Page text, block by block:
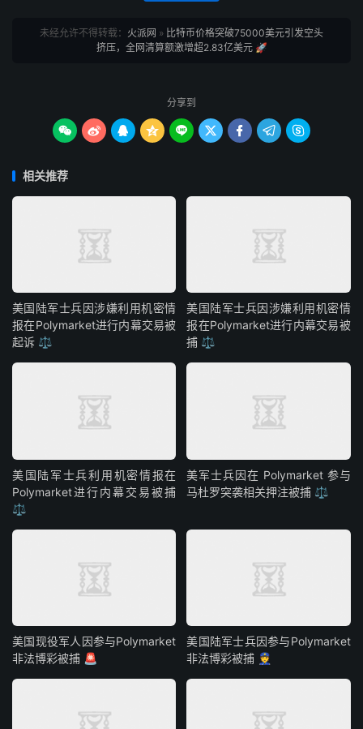
未经允许不得转载： 火派网 » 比特币价格突破75000美元引发空头
挤压，全网清算额激增超2.83亿美元 🚀
分享到
        
相关推荐
美国陆军士兵因涉嫌利用机密情
报在Polymarket进行内幕交易被
起诉 ⚖️
美国陆军士兵因涉嫌利用机密情
报在Polymarket进行内幕交易被
捕 ⚖️
美国陆军士兵利用机密情报在
Polymarket进行内幕交易被捕
⚖️
美军士兵因在 Polymarket 参与
马杜罗突袭相关押注被捕 ⚖️
美国现役军人因参与Polymarket
非法博彩被捕 🚨
美国陆军士兵因参与Polymarket
非法博彩被捕 👮